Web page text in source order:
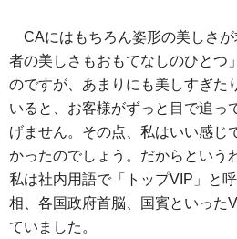
CAにはもちろん姿形の美しさ
者の美しさもおもてなしのひとつ
のですが、あまりにも美しすぎた
いると、お客様がずっと目で追っ
げません。その点、私はいい感じ
かったのでしょう。だからという
私は社内用語で「トップVIP」と
相、各国政府首脳、国賓といった
ていました。